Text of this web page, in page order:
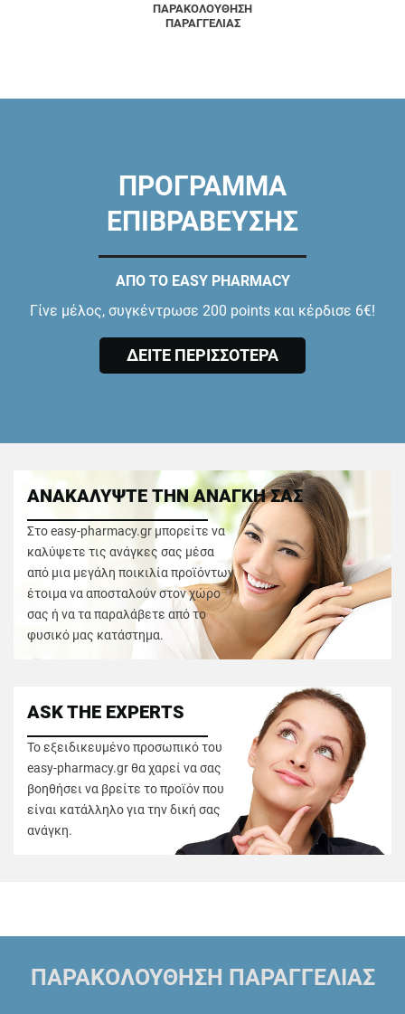
ΠΑΡΑΚΟΛΟΥΘΗΣΗ
ΠΑΡΑΓΓΕΛΙΑΣ
ΠΡΟΓΡΑΜΜΑ
ΕΠΙΒΡΑΒΕΥΣΗΣ
ΑΠΟ ΤΟ EASY PHARMACY
Γίνε μέλος, συγκέντρωσε 200 points και κέρδισε 6€!
ΔΕΙΤΕ ΠΕΡΙΣΣΟΤΕΡΑ
ΑΝΑΚΑΛΥΨΤΕ ΤΗΝ ΑΝΑΓΚΗ ΣΑΣ
Στο easy-pharmacy.gr μπορείτε να
καλύψετε τις ανάγκες σας μέσα
από μια μεγάλη ποικιλία προϊόντων
έτοιμα να αποσταλούν στον χώρο
σας ή να τα παραλάβετε από το
φυσικό μας κατάστημα.
ASK THE EXPERTS
Το εξειδικευμένο προσωπικό του
easy-pharmacy.gr θα χαρεί να σας
βοηθήσει να βρείτε το προϊόν που
είναι κατάλληλο για την δική σας
ανάγκη.
ΠΑΡΑΚΟΛΟΥΘΗΣΗ ΠΑΡΑΓΓΕΛΙΑΣ